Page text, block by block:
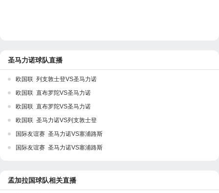
圣马力诺球队直播
欧国联 列支敦士登VS圣马力诺
欧国联 直布罗陀VS圣马力诺
欧国联 直布罗陀VS圣马力诺
欧国联 圣马力诺VS列支敦士登
国际友谊赛 圣马力诺VS塞浦路斯
国际友谊赛 圣马力诺VS塞浦路斯
孟加拉国球队相关直播